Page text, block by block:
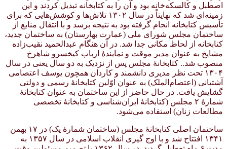
اصطبل و کالسکه‌خانه بود و آن را به کتابخانه تبدیل کردند و این
زمینه‌ای شد که نهایتاً در سال ۱۳۰۲ تلاش‌ها و کوشش‌هایی که برای
تأسیس کتابخانه انجام گرفته بود به نتیجه برسد و با انتقال منابع از
ساختمان مجلس شورای ملی (عمارت بهارستان) به ساختمان جدید،
کتابخانه از لحاظ مکانی جدا شد. در آن هنگام عبدالحمید نقیب‌زاده
مشایخ به عنوان مدیر موقت و نمایندهٔ ارباب کیخسرو شاهرخ
منصوب شد.. کتابخانهٔ مجلس پس از نزدیک به دو سال یعنی در سال
۱۳۰۴ تحت نظر مدیری دانشمند و کاردان همچون یوسف اعتصامی
آشتیانی (اعتصام‌الملک) به عنوان اوّلین کتابخانهٔ رسمی و دولتی
گشایش یافت. در حال حاضر از این ساختمان به عنوان کتابخانهٔ
شمارهٔ ۲ مجلس (کتابخانهٔ ایران‌شناسی و کتابخانهٔ تخصصی
مطالعات زنان) استفاده می‌شود.
ساختمان اصلی کتابخانهٔ مجلس (ساختمان شمارهٔ یک) در ۱۷ بهمن
۱۳۴۱ افتتاح شد و با اوج گیری انقلاب اسلامی در سال ۱۳۵۷ به